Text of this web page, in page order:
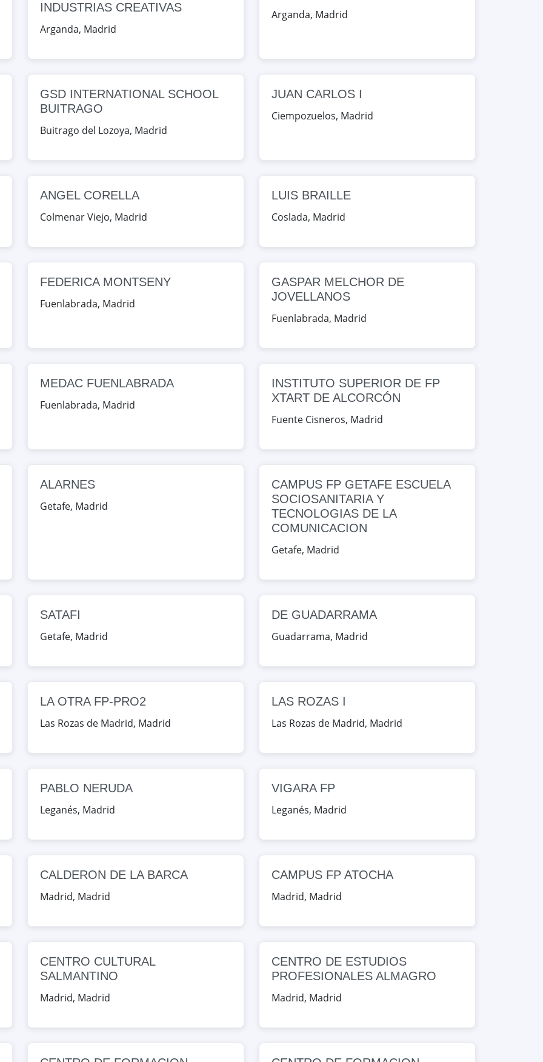
BIOSANITARIAS HM
Madrid, España
España
España
Arganda, Madrid, España
DEPORTIVA
21, Boadilla del Monte, Madrid,
BUITRAGO
Lozoya, Madrid, España
Madrid, España
Villalba, Madrid, España
INDUSTRIAS CREATIVAS
Arganda, Madrid
Arganda, Madrid
GSD INTERNATIONAL SCHOOL
BUITRAGO
Buitrago del Lozoya, Madrid
JUAN CARLOS I
Ciempozuelos, Madrid
ANGEL CORELLA
Colmenar Viejo, Madrid
LUIS BRAILLE
Coslada, Madrid
FEDERICA MONTSENY
Fuenlabrada, Madrid
GASPAR MELCHOR DE
JOVELLANOS
Fuenlabrada, Madrid
MEDAC FUENLABRADA
Fuenlabrada, Madrid
INSTITUTO SUPERIOR DE FP
XTART DE ALCORCÓN
Fuente Cisneros, Madrid
ALARNES
Getafe, Madrid
CAMPUS FP GETAFE ESCUELA
SOCIOSANITARIA Y
TECNOLOGIAS DE LA
COMUNICACION
Getafe, Madrid
SATAFI
Getafe, Madrid
DE GUADARRAMA
Guadarrama, Madrid
LA OTRA FP-PRO2
Las Rozas de Madrid, Madrid
LAS ROZAS I
Las Rozas de Madrid, Madrid
PABLO NERUDA
Leganés, Madrid
VIGARA FP
Leganés, Madrid
CALDERON DE LA BARCA
Madrid, Madrid
CAMPUS FP ATOCHA
Madrid, Madrid
CENTRO CULTURAL
SALMANTINO
Madrid, Madrid
CENTRO DE ESTUDIOS
PROFESIONALES ALMAGRO
Madrid, Madrid